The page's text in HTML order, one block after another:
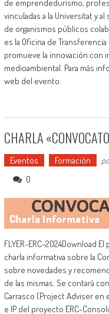
de emprendedurismo,
vinculadas a la Universitat y
de organismos públicos
es la Oficina de
promueve la innovación con
medioambiental. Para más
web del evento.
CHARLA
Eventos Formación
0
FLYER-ERC-2024Download
charla informativa sobre la
sobre novedades y
de las mismas. Se contará
Carrasco (Project Adviser en
e IP del proyecto ERC-